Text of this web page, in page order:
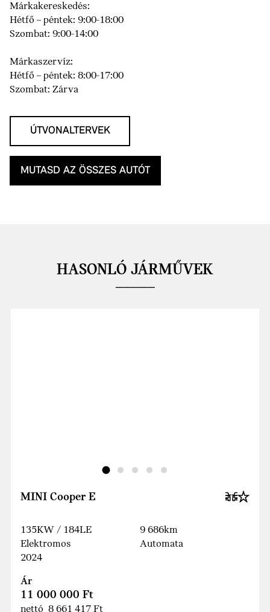
Márkakereskedés:
Hétfő – péntek: 9:00-18:00
Szombat: 9:00-14:00
Márkaszervíz:
Hétfő – péntek: 8:00-17:00
Szombat: Zárva
ÚTVONALTERVEK
MUTASD AZ ÖSSZES AUTÓT
HASONLÓ JÁRMŰVEK
MINI Cooper E
135KW / 184LE
Elektromos
2024
9 686km
Automata
Ár
11 000 000 Ft
nettó 8 661 417 Ft